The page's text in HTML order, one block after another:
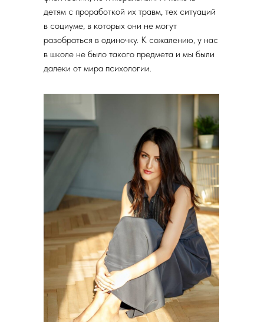
детям с проработкой их травм, тех ситуаций
в социуме, в которых они не могут
разобраться в одиночку. К сожалению, у нас
в школе не было такого предмета и мы были
далеки от мира психологии.